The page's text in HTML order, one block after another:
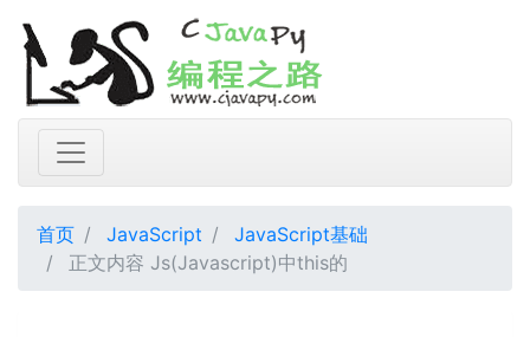
首页 JavaScript
JavaScript基础
正文内容 Js(Javascript)中this的